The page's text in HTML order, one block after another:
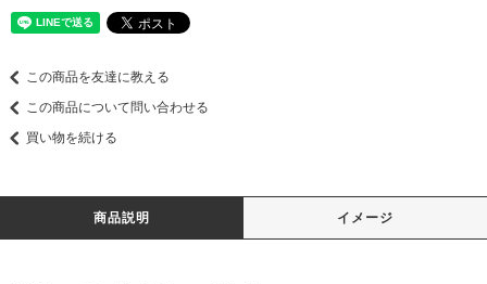
この商品を友達に教える
この商品について問い合わせる
買い物を続ける
商品説明 イメージ